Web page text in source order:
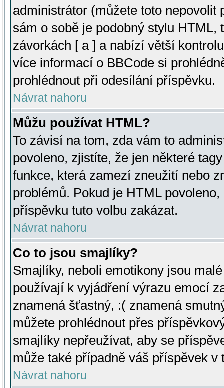
administrátor (můžete toto
sám o sobě je podobný stylu HTML,
závorkách [ a ] a nabízí větší
více informací o BBCode si
prohlédnout při odesílání příspěvku.
Návrat nahoru
Můžu používat HTML?
To závisí na tom, zda vám to
povoleno, zjistíte, že jen některé
funkce, která zamezí zneužití nebo
problémů. Pokud je HTML
příspěvku tuto volbu zakázat.
Návrat nahoru
Co to jsou smajlíky?
Smajlíky, neboli emotikony jsou
používají k vyjádření výrazu emocí
znamená šťastný, :( znamená
můžete prohlédnout přes
smajlíky nepřeužívat, aby se
může také případně váš příspěvek v
Návrat nahoru